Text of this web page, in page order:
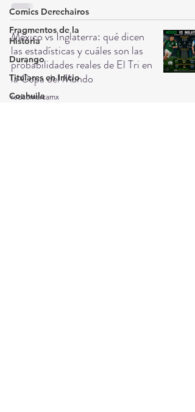
Comics Derechairos
Fragmentos de la
Historia
Durango
Titulares en Inicio
Coahuila
México vs Inglaterra: qué dicen
las estadísticas y cuáles son las
probabilidades reales de El Tri en
la Copa del Mundo
redcomarcamx